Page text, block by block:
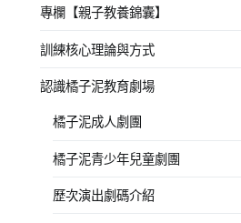
專欄【親子教養錦囊】
訓練核心理論與方式
認識橘子泥教育劇場
橘子泥成人劇團
橘子泥青少年兒童劇團
歷次演出劇碼介紹